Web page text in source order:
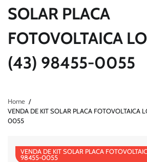
SOLAR PLACA
FOTOVOLTAICA
(43) 98455-0055
Home
VENDA DE KIT SOLAR PLACA FOTOVOLTAICA
0055
VENDA DE KIT SOLAR PLACA
98455-0055